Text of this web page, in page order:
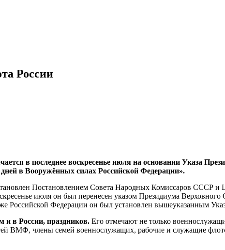
России
в последнее воскресенье июля на основании Указа
в Вооружённых силах Российской Федерации».
Постановлением Совета Народных Комиссаров СССР
июля он был перенесен указом Президиума
Российской Федерации он был установлен вышеуказанным
в России, праздников. Его отмечают не только
ВМФ, члены семей военнослужащих, рабочие и служащие